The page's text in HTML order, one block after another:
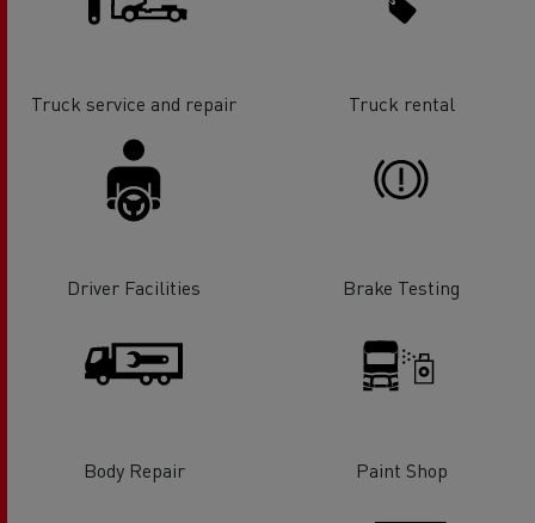
Truck service and repair Truck rental
Driver Facilities Brake Testing
Body Repair Paint Shop